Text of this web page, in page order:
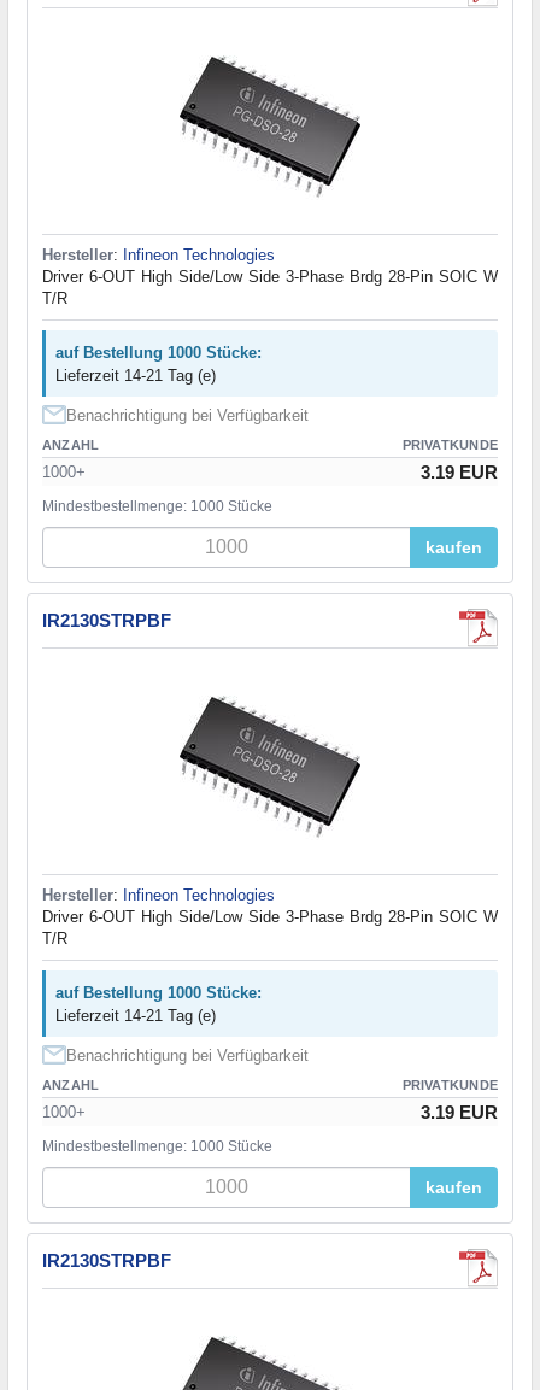
Hersteller: Infineon Technologies
Driver 6-OUT High Side/Low Side 3-Phase Brdg 28-Pin SOIC W
T/R
auf Bestellung 1000 Stücke:
Lieferzeit 14-21 Tag (e)
Benachrichtigung bei Verfügbarkeit
ANZAHL PRIVATKUNDE
1000+ 3.19 EUR
Mindestbestellmenge: 1000 Stücke
kaufen
IR2130STRPBF
Hersteller: Infineon Technologies
Driver 6-OUT High Side/Low Side 3-Phase Brdg 28-Pin SOIC W
T/R
auf Bestellung 1000 Stücke:
Lieferzeit 14-21 Tag (e)
Benachrichtigung bei Verfügbarkeit
ANZAHL PRIVATKUNDE
1000+ 3.19 EUR
Mindestbestellmenge: 1000 Stücke
kaufen
IR2130STRPBF